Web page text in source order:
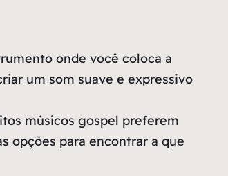
onde você coloca a
um som suave e expressivo
músicos gospel preferem
opções para encontrar a que